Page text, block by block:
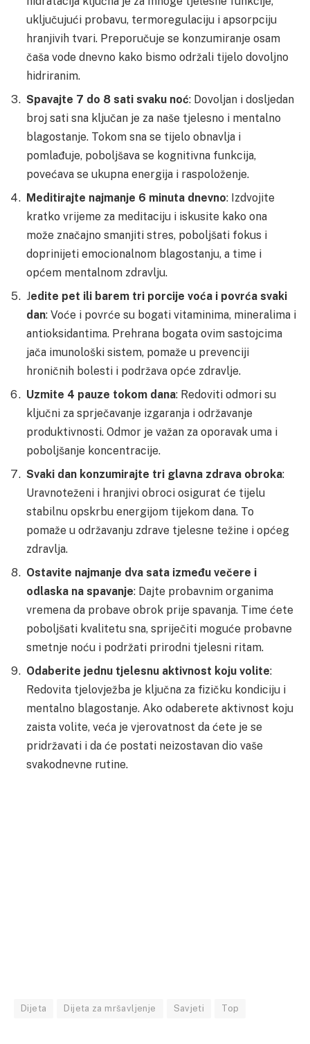
uključujući probavu, termoregulaciju i apsorpciju
hranjivih tvari. Preporučuje se konzumiranje osam
čaša vode dnevno kako bismo održali tijelo dovoljno
hidriranim.
Spavajte 7 do 8 sati svaku noć: Dovoljan i dosljedan
broj sati sna ključan je za naše tjelesno i mentalno
blagostanje. Tokom sna se tijelo obnavlja i
pomlađuje, poboljšava se kognitivna funkcija,
povećava se ukupna energija i raspoloženje.
Meditirajte najmanje 6 minuta dnevno: Izdvojite
kratko vrijeme za meditaciju i iskusite kako ona
može značajno smanjiti stres, poboljšati fokus i
doprinijeti emocionalnom blagostanju, a time i
općem mentalnom zdravlju.
Jedite pet ili barem tri porcije voća i povrća svaki
dan: Voće i povrće su bogati vitaminima, mineralima i
antioksidantima. Prehrana bogata ovim sastojcima
jača imunološki sistem, pomaže u prevenciji
hroničnih bolesti i podržava opće zdravlje.
Uzmite 4 pauze tokom dana: Redoviti odmori su
ključni za sprječavanje izgaranja i održavanje
produktivnosti. Odmor je važan za oporavak uma i
poboljšanje koncentracije.
Svaki dan konzumirajte tri glavna zdrava obroka:
Uravnoteženi i hranjivi obroci osigurat će tijelu
stabilnu opskrbu energijom tijekom dana. To
pomaže u održavanju zdrave tjelesne težine i općeg
zdravlja.
Ostavite najmanje dva sata između večere i
odlaska na spavanje: Dajte probavnim organima
vremena da probave obrok prije spavanja. Time ćete
poboljšati kvalitetu sna, spriječiti moguće probavne
smetnje noću i podržati prirodni tjelesni ritam.
Odaberite jednu tjelesnu aktivnost koju volite:
Redovita tjelovježba je ključna za fizičku kondiciju i
mentalno blagostanje. Ako odaberete aktivnost koju
zaista volite, veća je vjerovatnost da ćete je se
pridržavati i da će postati neizostavan dio vaše
svakodnevne rutine.
Dijeta Dijeta za mršavljenje Savjeti Top